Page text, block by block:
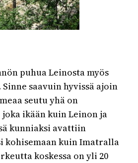
puhua Leinosta myös
saavuin hyvissä ajoin
seutu yhä on
ikään kuin Leinon ja
kunniaksi avattiin
kohisemaan kuin Imatralla
koskessa on yli 20